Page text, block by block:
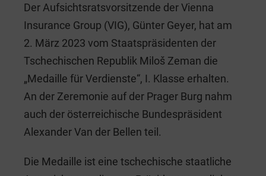
c
e
b
o
o
k
k
e
dI
n
ai
l
tt
er
Der Aufsichtsratsvorsitzende der Vienna
Insurance Group (VIG), Günter Geyer, hat am
2. März 2023 vom Staatspräsidenten der
Tschechischen Republik Miloš Zeman die
„Medaille für Verdienste“, I. Klasse erhalten.
An der Zeremonie auf der Prager Burg nahm
auch der österreichische Bundespräsident
Alexander Van der Bellen teil.
Die Medaille ist eine tschechische staatliche